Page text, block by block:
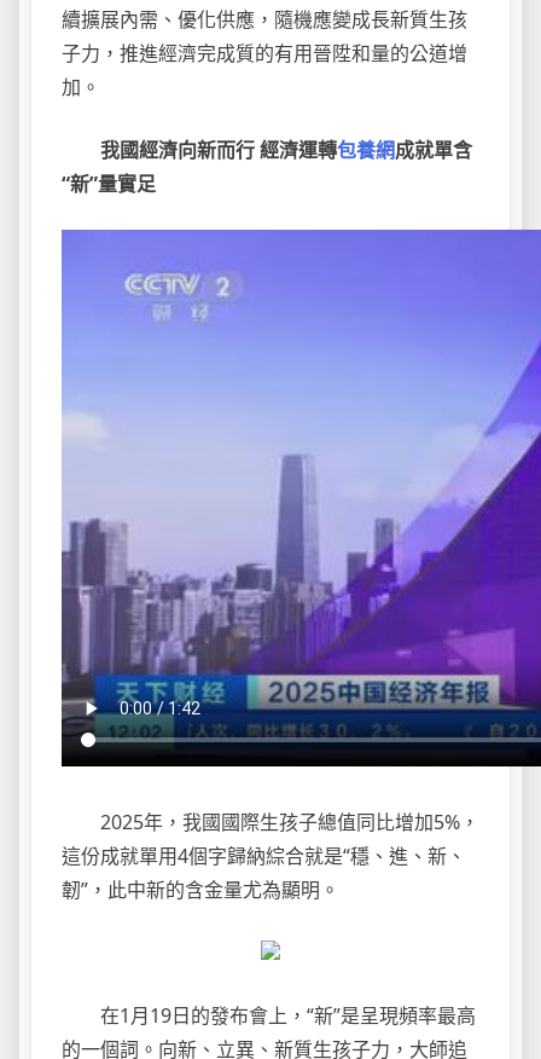
續擴展內需、優化供應，隨機應變成長新質生孩
子力，推進經濟完成質的有用晉陞和量的公道增
加。
我國經濟向新而行 經濟運轉包養網成就單含
“新”量實足
2025年，我國國際生孩子總值同比增加5%，
這份成就單用4個字歸納綜合就是“穩、進、新、
韌”，此中新的含金量尤為顯明。
在1月19日的發布會上，“新”是呈現頻率最高
的一個詞。向新、立異、新質生孩子力，大師追